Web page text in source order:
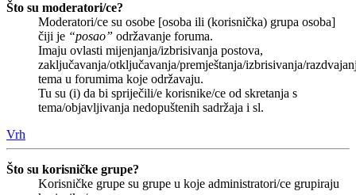
Što su moderatori/ce?
Moderatori/ce su osobe [osoba ili (korisnička) grupa osoba]
čiji je “posao” održavanje foruma.
Imaju ovlasti mijenjanja/izbrisivanja postova,
zaključavanja/otključavanja/premještanja/izbrisivanja/
tema u forumima koje održavaju.
Tu su (i) da bi spriječili/e korisnike/ce od skretanja s
tema/objavljivanja nedopuštenih sadržaja i sl.
Vrh
Što su korisničke grupe?
Korisničke grupe su grupe u koje administratori/ce grupiraju